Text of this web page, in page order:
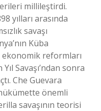
millileştirdi.
yılları arasında
savaşı
Küba
reformları
Savaşı’ndan sonra
Che Guevara
önemli
savaşının teorisi